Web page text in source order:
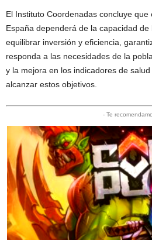
El Instituto Coordenadas concluye
España dependerá de la capacidad
equilibrar inversión y eficiencia,
responda a las necesidades de la
y la mejora en los indicadores de
alcanzar estos objetivos.
- Te